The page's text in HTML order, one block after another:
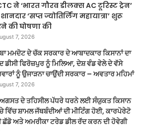
ने ‘भारत गौरव डीलक्स AC टूरिस्ट ट्रेन’
‘सप्त ज्योतिर्लिंग महायात्रा’ शुरू
की घोषणा की
7, 2026
ਮਮਦੋਟ ਦੇ ਚੱਕ ਸਰਕਾਰ ਦੇ ਆਬਾਦਕਾਰ ਕਿਸਾਨਾਂ ਦਾ
ਡੀਸੀ ਫਿਰੋਜ਼ਪੁਰ ਨੂੰ ਮਿਲਿਆ, ਦੇਸ਼ ਵੰਡ ਵੇਲੇ ਦੇ ਵੱਸੇ
ਨੂੰ ਉਜਾੜਨਾ ਚਾਉਂਦੀ ਸਰਕਾਰ – ਅਵਤਾਰ ਮਹਿਮਾਂ
7, 2026
ਦੇ ਤਹਿਸੀਲ ਪੱਧਰੇ ਧਰਨੇ ਲਈ ਸੰਯੁਕਤ ਕਿਸਾਨ
ਵਿੱਚ ਸ਼ਾਮਲ ਜੱਥਬੰਦੀਆਂ ਦੀ ਮੀਟਿੰਗ ਹੋਈ, ਕਾਰਪੋਰੇਟੋ
ਛੱਡੋ ਅਤੇ ਅਮਰੀਕਾ ਟਰੇਡ ਡੀਲ ਰੱਦ ਕਰਨ ਦੀ ਹੋਵੇਗੀ